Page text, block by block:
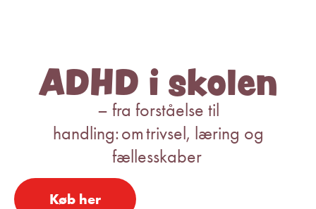
ADHD i skolen
– fra forståelse til
handling: om trivsel, læring og
fællesskaber
Køb her